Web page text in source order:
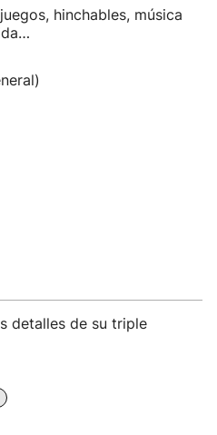
hinchables, música
detalles de su triple